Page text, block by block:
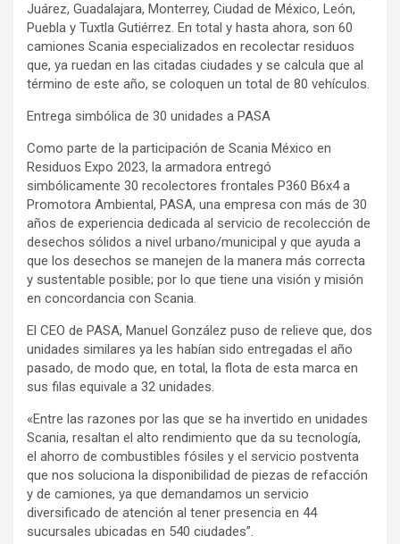
Juárez, Guadalajara, Monterrey, Ciudad de México, León,
Puebla y Tuxtla Gutiérrez. En total y hasta ahora, son 60
camiones Scania especializados en recolectar residuos
que, ya ruedan en las citadas ciudades y se calcula que al
término de este año, se coloquen un total de 80 vehículos.
Entrega simbólica de 30 unidades a PASA
Como parte de la participación de Scania México en
Residuos Expo 2023, la armadora entregó
simbólicamente 30 recolectores frontales P360 B6x4 a
Promotora Ambiental, PASA, una empresa con más de 30
años de experiencia dedicada al servicio de recolección de
desechos sólidos a nivel urbano/municipal y que ayuda a
que los desechos se manejen de la manera más correcta
y sustentable posible; por lo que tiene una visión y misión
en concordancia con Scania.
El CEO de PASA, Manuel González puso de relieve que, dos
unidades similares ya les habían sido entregadas el año
pasado, de modo que, en total, la flota de esta marca en
sus filas equivale a 32 unidades.
«Entre las razones por las que se ha invertido en unidades
Scania, resaltan el alto rendimiento que da su tecnología,
el ahorro de combustibles fósiles y el servicio postventa
que nos soluciona la disponibilidad de piezas de refacción
y de camiones, ya que demandamos un servicio
diversificado de atención al tener presencia en 44
sucursales ubicadas en 540 ciudades”.